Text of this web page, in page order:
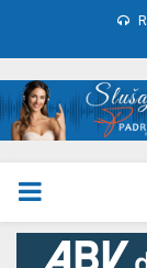
PRIMARY
MENU